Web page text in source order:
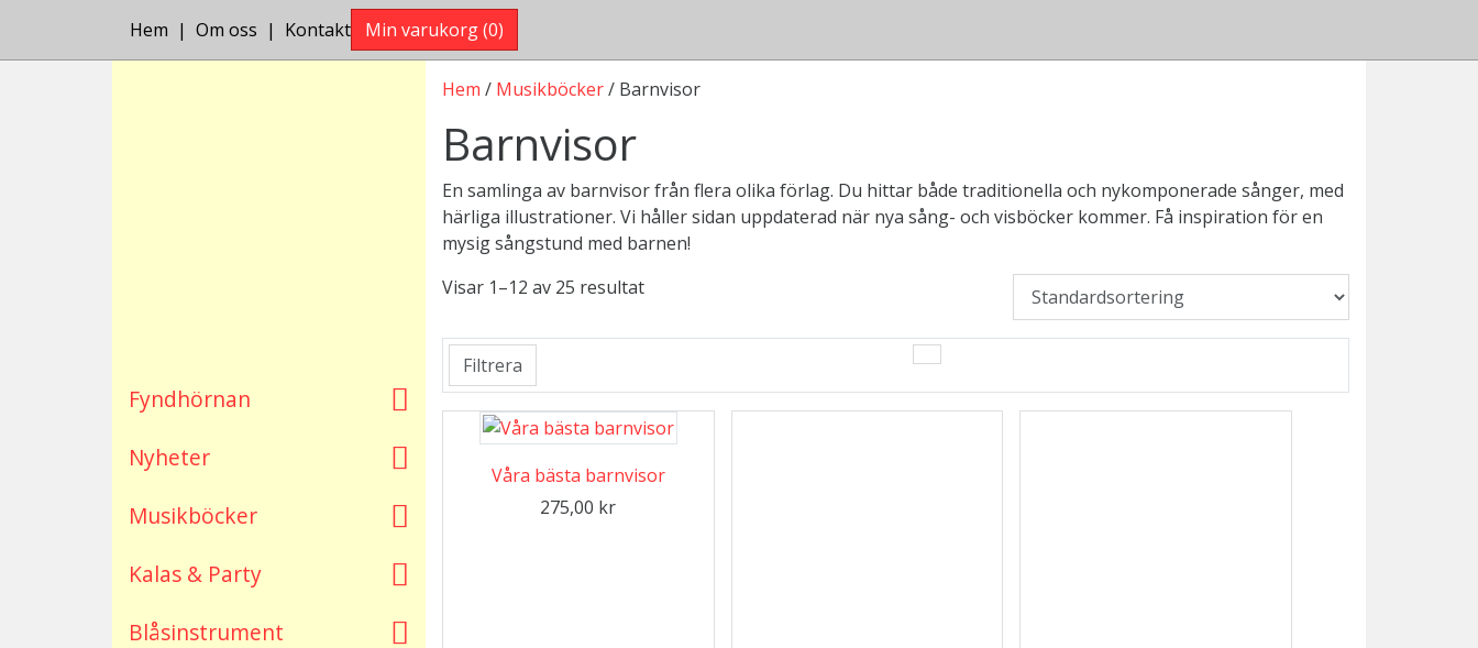
Hem Om oss Kontakt Min varukorg(0)
Fyndhörnan
Nyheter
Musikböcker
Kalas & Party
Blåsinstrument
Hem / Musikböcker/ Barnvisor
Barnvisor
En samlinga av barnvisor från flera olika förlag. Du hittar både traditionella och nykomponerade sånger, med
härliga illustrationer. Vi håller sidan uppdaterad när nya sång- och visböcker kommer. Få inspiration för en
mysig sångstund med barnen!
Visar 1–12 av 25 resultat
Filtrera
Våra bästa barnvisor
275,00 kr